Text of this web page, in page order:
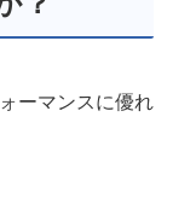
ーマンスに優れ